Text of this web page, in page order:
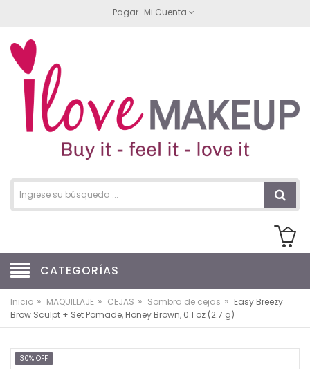
Pagar Mi Cuenta
CATEGORÍAS
Inicio » MAQUILLAJE » CEJAS » Sombra de cejas » Easy Breezy
Brow Sculpt + Set Pomade, Honey Brown, 0.1 oz (2.7 g)
30% OFF